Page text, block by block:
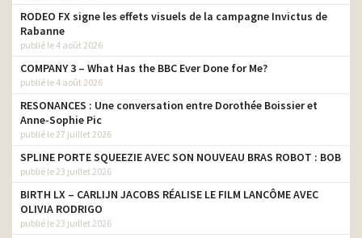
RODEO FX signe les effets visuels de la campagne Invictus de
Rabanne
publié le 4 août 2026
COMPANY 3 – What Has the BBC Ever Done for Me?
publié le 4 août 2026
RESONANCES : Une conversation entre Dorothée Boissier et
Anne-Sophie Pic
publié le 27 juillet 2026
SPLINE PORTE SQUEEZIE AVEC SON NOUVEAU BRAS ROBOT : BOB
publié le 23 juillet 2026
BIRTH LX – CARLIJN JACOBS RÉALISE LE FILM LANCÔME AVEC
OLIVIA RODRIGO
publié le 23 juillet 2026